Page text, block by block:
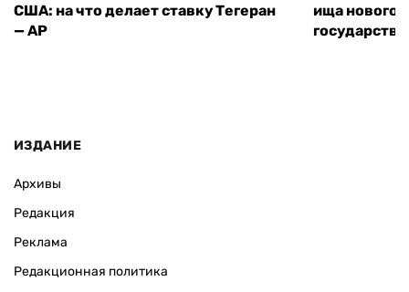
США: на что делает ставку Тегеран
— AP
ища нового
ИЗДАНИЕ
Архивы
Редакция
Реклама
Редакционная политика